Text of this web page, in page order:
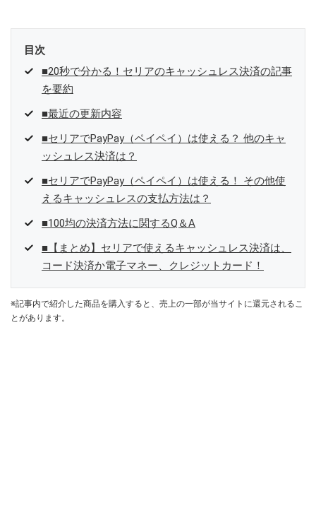
目次
■20秒で分かる！セリアのキャッシュレス決済の記事
を要約
■最近の更新内容
■セリアでPayPay（ペイペイ）は使える？ 他のキャ
ッシュレス決済は？
■セリアでPayPay（ペイペイ）は使える！ その他使
えるキャッシュレスの支払方法は？
■100均の決済方法に関するQ＆A
■【まとめ】セリアで使えるキャッシュレス決済は、
コード決済か電子マネー、クレジットカード！
※記事内で紹介した商品を購入すると、売上の一部が当サイトに還元されるこ
とがあります。